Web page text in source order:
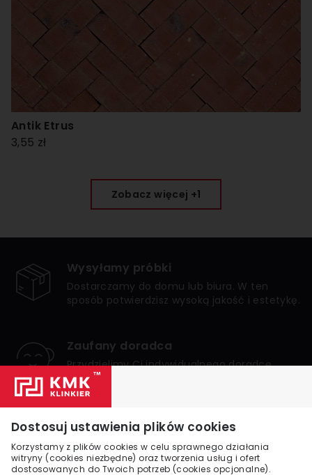
Antik Etrus
3,55 zł
Zobacz więcej +1
Dostosuj ustawienia plików cookies
Korzystamy z plików cookies w celu sprawnego działania
witryny (cookies niezbędne) oraz tworzenia usług i ofert
dostosowanych do Twoich potrzeb (cookies opcjonalne).
Wysyłamy próbki
Dostarczamy do domu lub biura. W ten
sposób potwierdzisz wysoką jakość i estetykę.
Zaufany doradca
Przydzielimy Ci indywidualnego doradcę,
który zagwarantuje bezpieczne i udane
zakupy.
Numer 1 w Polsce
Jesteśmy liderem internetowej sprzedaży
klinkieru w Polsce. Zaufało nam wielu
klientów.